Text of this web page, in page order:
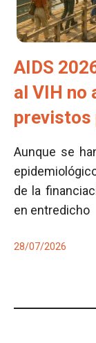
AIDS
al VIH no
previstos
Aunque se
de la
en entredicho
28/07/2026